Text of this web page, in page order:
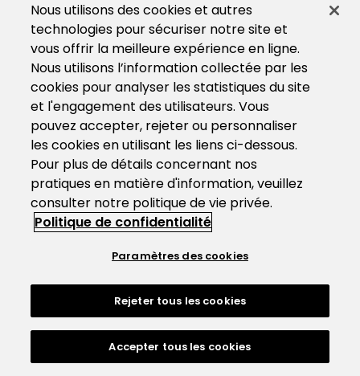
Nous utilisons des cookies et autres
technologies pour sécuriser notre site et
vous offrir la meilleure expérience en ligne.
Nous utilisons l’information collectée par les
cookies pour analyser les statistiques du site
et l'engagement des utilisateurs. Vous
pouvez accepter, rejeter ou personnaliser
les cookies en utilisant les liens ci-dessous.
Pour plus de détails concernant nos
pratiques en matière d'information, veuillez
consulter notre politique de vie privée.
Politique de confidentialité
Paramètres des cookies
Rejeter tous les cookies
Accepter tous les cookies